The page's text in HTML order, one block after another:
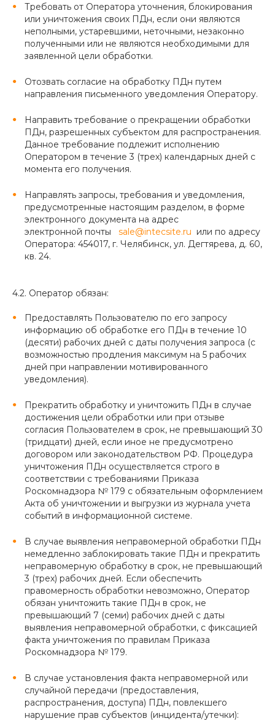
Требовать от Оператора уточнения, блокирования
или уничтожения своих ПДн, если они являются
неполными, устаревшими, неточными, незаконно
полученными или не являются необходимыми для
заявленной цели обработки.
Отозвать согласие на обработку ПДн путем
направления письменного уведомления Оператору.
Направить требование о прекращении обработки
ПДн, разрешенных субъектом для распространения.
Данное требование подлежит исполнению
Оператором в течение 3 (трех) календарных дней с
момента его получения.
Направлять запросы, требования и уведомления,
предусмотренные настоящим разделом, в форме
электронного документа на адрес
электронной почты sale@intecsite.ru или по адресу
Оператора: 454017, г. Челябинск, ул. Дегтярева, д. 60,
кв. 24.
4.2. Оператор обязан:
Предоставлять Пользователю по его запросу
информацию об обработке его ПДн в течение 10
(десяти) рабочих дней с даты получения запроса (с
возможностью продления максимум на 5 рабочих
дней при направлении мотивированного
уведомления).
Прекратить обработку и уничтожить ПДн в случае
достижения цели обработки или при отзыве
согласия Пользователем в срок, не превышающий 30
(тридцати) дней, если иное не предусмотрено
договором или законодательством РФ. Процедура
уничтожения ПДн осуществляется строго в
соответствии с требованиями Приказа
Роскомнадзора № 179 с обязательным оформлением
Акта об уничтожении и выгрузки из журнала учета
событий в информационной системе.
В случае выявления неправомерной обработки ПДн
немедленно заблокировать такие ПДн и прекратить
неправомерную обработку в срок, не превышающий
3 (трех) рабочих дней. Если обеспечить
правомерность обработки невозможно, Оператор
обязан уничтожить такие ПДн в срок, не
превышающий 7 (семи) рабочих дней с даты
выявления неправомерной обработки, с фиксацией
факта уничтожения по правилам Приказа
Роскомнадзора № 179.
В случае установления факта неправомерной или
случайной передачи (предоставления,
распространения, доступа) ПДн, повлекшего
нарушение прав субъектов (инцидента/утечки):